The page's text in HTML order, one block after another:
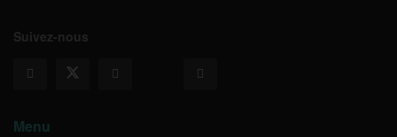
Suivez-nous
Menu